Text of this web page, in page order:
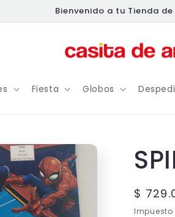
Bienvenido a tu Tienda
Fiesta Globos
Precio
$